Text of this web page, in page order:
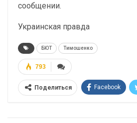
сообщении.
Украинская правда
БЮТ Тимошенко
793
Поделиться Facebook